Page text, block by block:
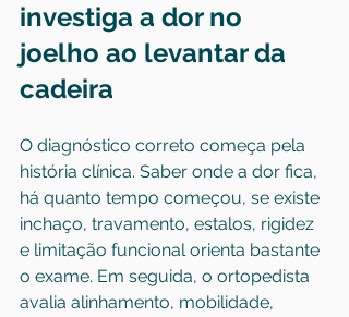
investiga a dor no
joelho ao levantar da
cadeira
O diagnóstico correto começa pela
história clínica. Saber onde a dor fica,
há quanto tempo começou, se existe
inchaço, travamento, estalos, rigidez
e limitação funcional orienta bastante
o exame. Em seguida, o ortopedista
avalia alinhamento, mobilidade,